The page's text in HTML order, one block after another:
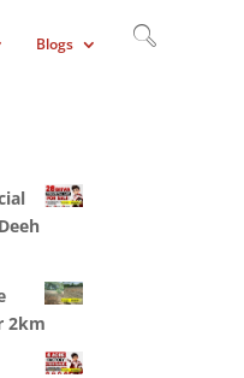
Blogs
2km